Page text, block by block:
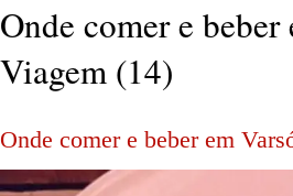
Onde comer e
Viagem (14)
Onde comer e beber em